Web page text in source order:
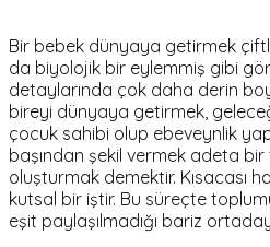
Bir bebek dünyaya getirmek
da biyolojik bir eylemmiş gibi
detaylarında çok daha derin
bireyi dünyaya getirmek,
çocuk sahibi olup ebeveynlik
başından şekil vermek adeta
oluşturmak demektir. Kısacası
kutsal bir iştir. Bu süreçte
eşit paylaşılmadığı bariz